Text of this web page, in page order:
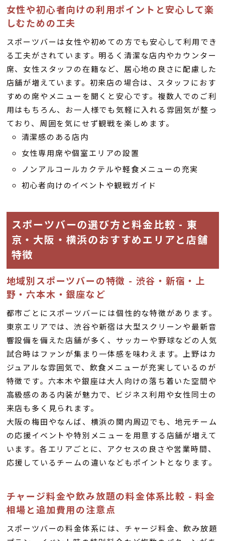
女性や初心者向けの利用ポイントと安心して楽
しむための工夫
スポーツバーは女性や初めての方でも安心して利用でき
る工夫がされています。明るく清潔な店内やカウンター
席、女性スタッフの在籍など、居心地の良さに配慮した
店舗が増えています。初来店の場合は、スタッフにおす
すめの席やメニューを聞くと安心です。複数人でのご利
用はもちろん、お一人様でも気軽に入れる雰囲気が整っ
ており、周囲を気にせず観戦を楽しめます。
清潔感のある店内
女性専用席や個室エリアの設置
ノンアルコールカクテルや軽食メニューの充実
初心者向けのイベントや観戦ガイド
スポーツバーの選び方と料金比較 - 東
京・大阪・横浜のおすすめエリアと店舗
特徴
地域別スポーツバーの特徴 - 渋谷・新宿・上
野・六本木・銀座など
都市ごとにスポーツバーには個性的な特徴があります。
東京エリアでは、渋谷や新宿は大型スクリーンや最新音
響設備を備えた店舗が多く、サッカーや野球などの人気
試合時はファンが集まり一体感を味わえます。上野はカ
ジュアルな雰囲気で、飲食メニューが充実しているのが
特徴です。六本木や銀座は大人向けの落ち着いた空間や
高級感のある内装が魅力で、ビジネス利用や女性同士の
来店も多く見られます。
大阪の梅田やなんば、横浜の関内周辺でも、地元チーム
の応援イベントや特別メニューを用意する店舗が増えて
います。各エリアごとに、アクセスの良さや営業時間、
応援しているチームの違いなどもポイントとなります。
チャージ料金や飲み放題の料金体系比較 - 料金
相場と追加費用の注意点
スポーツバーの料金体系には、チャージ料金、飲み放題